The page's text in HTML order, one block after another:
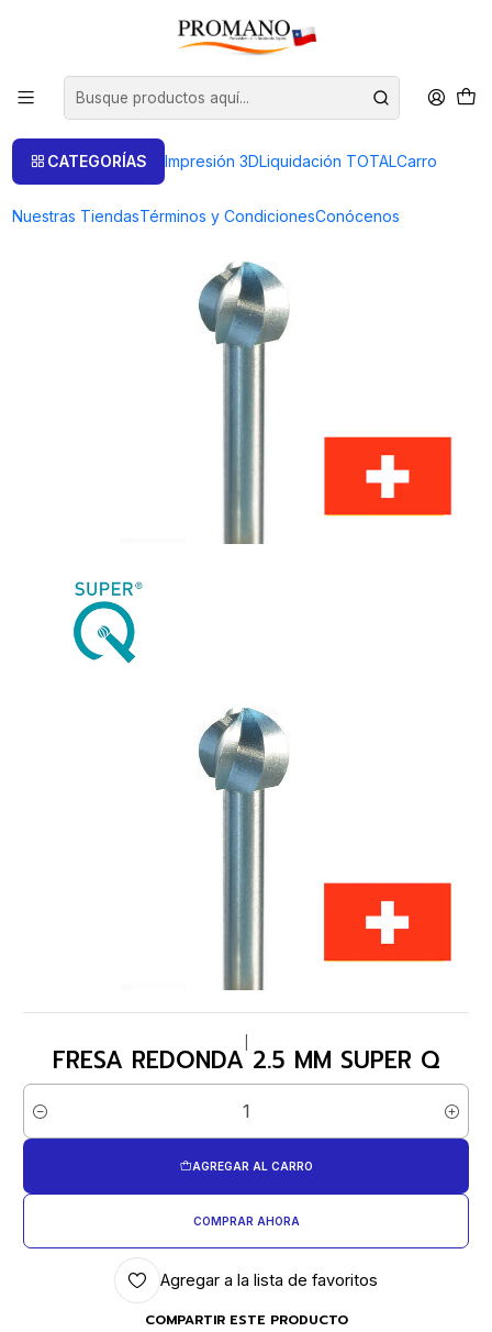
CATEGORÍAS Impresión 3DLiquidación TOTALCarro
Nuestras TiendasTérminos y CondicionesConócenos
Perforación Corte
FRESA REDONDA 2.5 MM SUPER Q
FRESA REDONDA 2.5 MM SUPER Q
Cantidad
AGREGAR AL CARRO
COMPRAR AHORA
Agregar a la lista de favoritos
COMPARTIR ESTE PRODUCTO